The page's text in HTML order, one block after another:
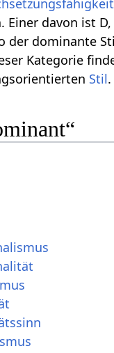
Einer davon ist
der dominante
Kategorie
Stil.